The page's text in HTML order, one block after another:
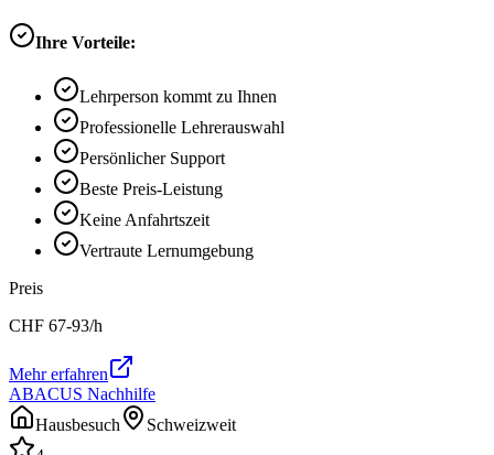
Ihre Vorteile:
Lehrperson kommt zu Ihnen
Professionelle Lehrerauswahl
Persönlicher Support
Beste Preis-Leistung
Keine Anfahrtszeit
Vertraute Lernumgebung
Preis
CHF 67-93/h
Mehr erfahren
ABACUS Nachhilfe
Hausbesuch
Schweizweit